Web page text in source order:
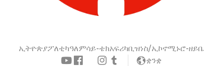
ኢትዮጵያፖለቲካዓለምሳይ-ቴክአፍሪካቢዝነስ/ኢኮኖሚኑሮ-ዘይቤ
ቋንቋ